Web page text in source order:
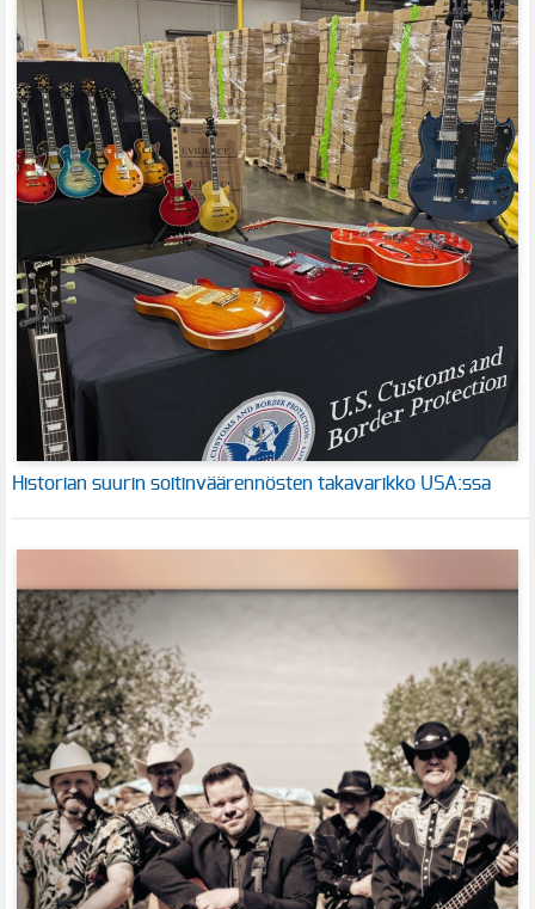
Historian suurin soitinväärennösten takavarikko USA:ssa